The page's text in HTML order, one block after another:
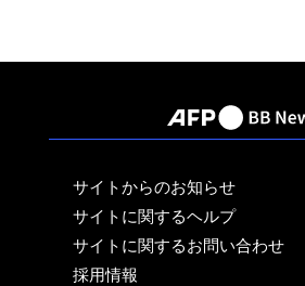
サイトからのお知らせ
サイトに関するヘルプ
サイトに関するお問い合わせ
採用情報